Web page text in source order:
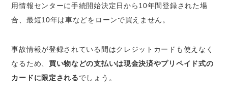
用情報センターに手続開始決定日から10年間登録された場
合、最短10年は車などをローンで買えません。
事故情報が登録されている間はクレジットカードも使えなく
なるため、 買い物などの支払いは現金決済やプリペイド式の
カードに限定されるでしょう。